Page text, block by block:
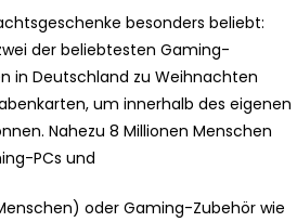
besonders beliebt:
der beliebtesten Gaming-
in Deutschland zu Weihnachten
um innerhalb des eigenen
Nahezu 8 Millionen Menschen
PCs und
oder Gaming-Zubehör wie